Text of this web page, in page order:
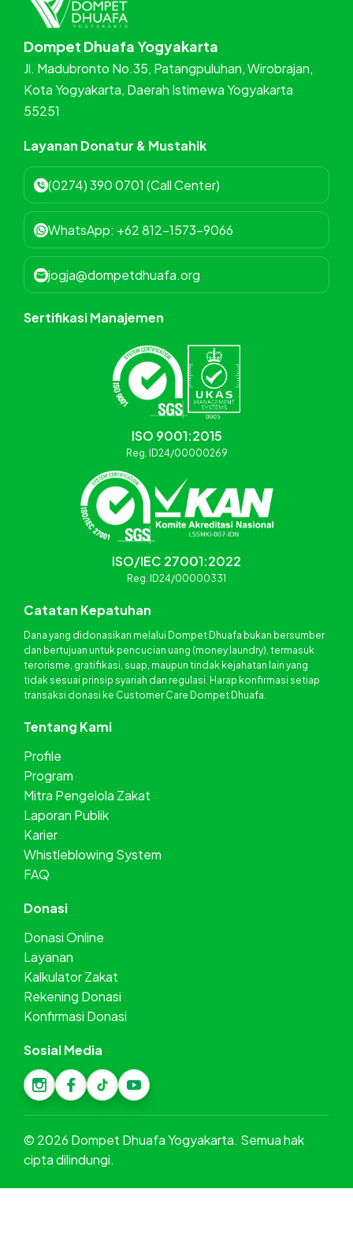
Dompet Dhuafa Yogyakarta
Jl. Madubronto No.35, Patangpuluhan, Wirobrajan,
Kota Yogyakarta, Daerah Istimewa Yogyakarta
55251
Layanan Donatur & Mustahik
(0274) 390 0701 (Call Center)
WhatsApp: +62 812-1573-9066
jogja@dompetdhuafa.org
Sertifikasi Manajemen
ISO 9001:2015
Reg. ID24/00000269
ISO/IEC 27001:2022
Reg. ID24/00000331
Catatan Kepatuhan
Dana yang didonasikan melalui Dompet Dhuafa bukan bersumber
dan bertujuan untuk pencucian uang (money laundry), termasuk
terorisme, gratifikasi, suap, maupun tindak kejahatan lain yang
tidak sesuai prinsip syariah dan regulasi. Harap konfirmasi setiap
transaksi donasi ke Customer Care Dompet Dhuafa.
Tentang Kami
Profile
Program
Mitra Pengelola Zakat
Laporan Publik
Karier
Whistleblowing System
FAQ
Donasi
Donasi Online
Layanan
Kalkulator Zakat
Rekening Donasi
Konfirmasi Donasi
Sosial Media
© 2026 Dompet Dhuafa Yogyakarta. Semua hak
cipta dilindungi.